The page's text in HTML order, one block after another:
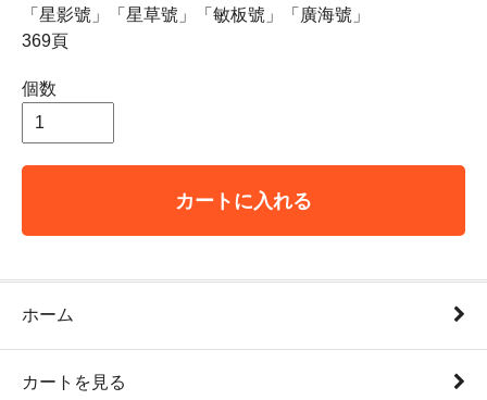
「星影號」「星草號」「敏板號」「廣海號」
369頁
個数
カートに入れる
ホーム
カートを見る